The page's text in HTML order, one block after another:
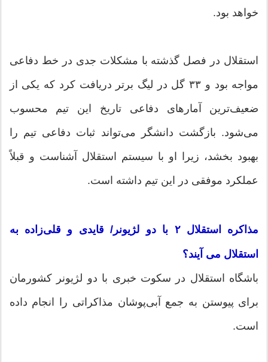
خواهد بود.
استقلال در فصل گذشته با مشکلات جدی در خط دفاعی
مواجه بود و ۳۳ گل در لیگ برتر دریافت کرد که یکی از
ضعیف‌ترین آمارهای دفاعی تاریخ این تیم محسوب
می‌شود. بازگشت دانشگر می‌تواند ثبات دفاعی تیم را
بهبود بخشد، زیرا او با سیستم استقلال آشناست و قبلاً
عملکرد موفقی در این تیم داشته است.
مذاکره استقلال ۲ با دو لژیونر/ قایدی و قلی‌زاده به
استقلال می آیند؟
باشگاه استقلال در سکوت خبری با دو لژیونر کشورمان
برای پیوستن به جمع آبی‌پوشان مذاکراتی را انجام داده
است.